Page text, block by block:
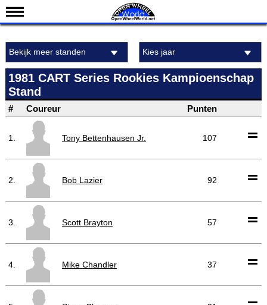
Kalender
Uitslagen
Standen
Coureurs
Teams
Indy 500
Bekijk meer standen Kies jaar
1981 CART Series Rookies Kampioenschap
Stand
# Coureur Punten
1. Tony Bettenhausen Jr. 107
2. Bob Lazier 92
3. Scott Brayton 57
4. Mike Chandler 37